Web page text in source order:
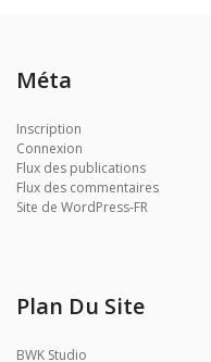
Méta
Inscription
Connexion
Flux des publications
Flux des commentaires
Site de WordPress-FR
Plan Du Site
BWK Studio